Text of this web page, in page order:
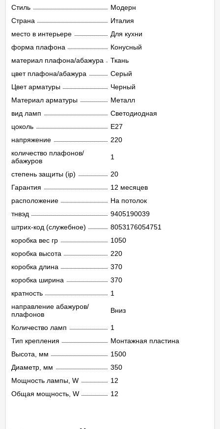
Стиль
Модерн
Страна
Италия
место в интерьере
Для кухни
форма плафона
Конусный
материал плафона/абажура
Ткань
цвет плафона/абажура
Серый
Цвет арматуры
Черный
Материал арматуры
Металл
вид ламп
Светодиодная
цоколь
E27
напряжение
220
количество плафонов/
абажуров
1
степень защиты (ip)
20
Гарантия
12 месяцев
расположение
На потолок
тнвэд
9405190039
штрих-код (служебное)
8053176054751
коробка вес гр
1050
коробка высота
220
коробка длина
370
коробка ширина
370
кратность
1
направление абажуров/
плафонов
Вниз
Количество ламп
1
Тип крепления
Монтажная пластина
Высота, мм
1500
Диаметр, мм
350
Мощность лампы, W
12
Общая мощность, W
12